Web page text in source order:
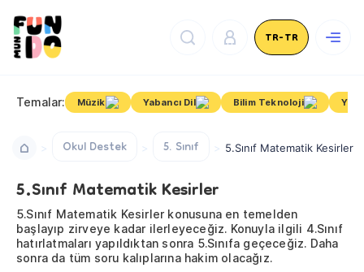
TR-TR
Temalar: Müzik Yabancı Dil Bilim Teknoloji
Okul Destek 5. Sınıf 5.Sınıf Matematik Kesirler
5.Sınıf Matematik Kesirler
5.Sınıf Matematik Kesirler konusuna en temelden
başlayıp zirveye kadar ilerleyeceğiz. Konuyla ilgili 4.Sınıf
hatırlatmaları yapıldıktan sonra 5.Sınıfa geçeceğiz. Daha
sonra da tüm soru kalıplarına hakim olacağız.